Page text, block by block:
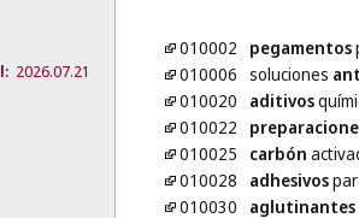
2026.07.21
010002 pegamentos
010006 soluciones
010020
aditivos
010022
010025
carbón
010028
adhesivos
010030
aglutinantes